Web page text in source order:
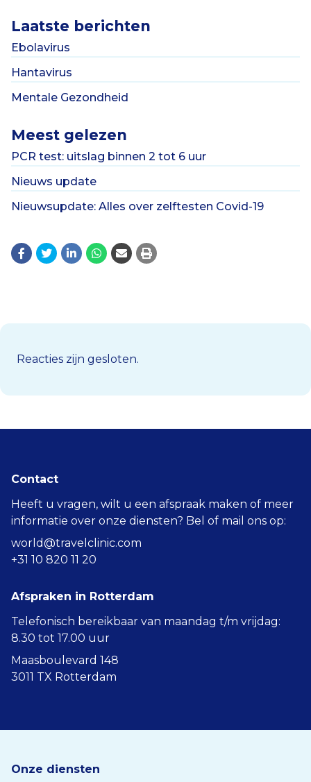
Laatste berichten
Ebolavirus
Hantavirus
Mentale Gezondheid
Meest gelezen
PCR test: uitslag binnen 2 tot 6 uur
Nieuws update
Nieuwsupdate: Alles over zelftesten Covid-19
Reacties zijn gesloten.
Contact
Heeft u vragen, wilt u een afspraak maken of meer
informatie over onze diensten? Bel of mail ons op:
world@travelclinic.com
+31 10 820 11 20
Afspraken in Rotterdam
Telefonisch bereikbaar van maandag t/m vrijdag:
8.30 tot 17.00 uur
Maasboulevard 148
3011 TX Rotterdam
Onze diensten